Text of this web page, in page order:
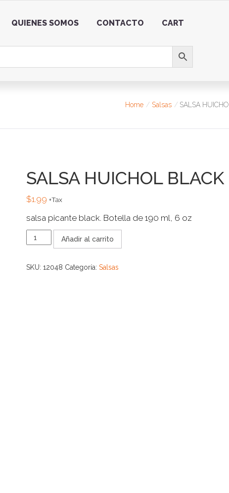
QUIENES SOMOS CONTACTO CART
Home Salsas SALSA
SALSA HUICHOL
$1.99 +Tax
salsa picante black. Botella de 190 ml, 6 oz
SALSA
HUICHOL
190
Añadir al carrito
SKU:12048 Categoría:Salsas